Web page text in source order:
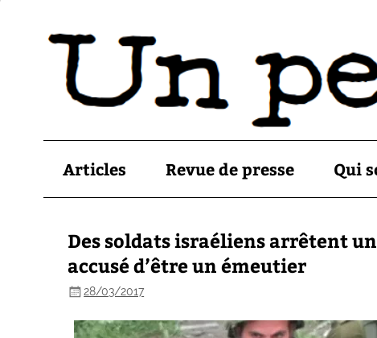
Articles Revue de presse Qui
Des soldats israéliens arrêtent
accusé d’être un émeutier
28/03/2017